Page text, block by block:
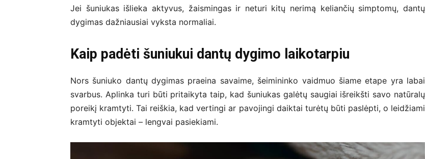
Jei šuniukas išlieka aktyvus, žaismingas ir neturi kitų nerimą keliančių simptomų, dantų
dygimas dažniausiai vyksta normaliai.
Kaip padėti šuniukui dantų dygimo laikotarpiu
Nors šuniuko dantų dygimas praeina savaime, šeimininko vaidmuo šiame etape yra labai
svarbus. Aplinka turi būti pritaikyta taip, kad šuniukas galėtų saugiai išreikšti savo natūralų
poreikį kramtyti. Tai reiškia, kad vertingi ar pavojingi daiktai turėtų būti paslėpti, o leidžiami
kramtyti objektai – lengvai pasiekiami.